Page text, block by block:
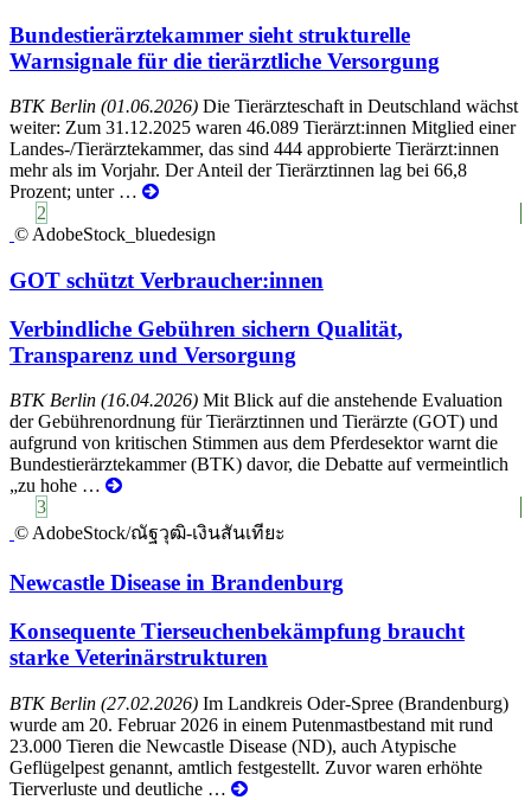
Bundestierärztekammer sieht strukturelle
Warnsignale für die tierärztliche Versorgung
BTK Berlin (01.06.2026) Die Tierärzteschaft in Deutschland wächst
weiter: Zum 31.12.2025 waren 46.089 Tierärzt:innen Mitglied einer
Landes-/Tierärztekammer, das sind 444 approbierte Tierärzt:innen
mehr als im Vorjahr. Der Anteil der Tierärztinnen lag bei 66,8
Prozent; unter …
Mehr
2
© AdobeStock_bluedesign
GOT schützt Verbraucher:innen
Verbindliche Gebühren sichern Qualität,
Transparenz und Versorgung
BTK Berlin (16.04.2026) Mit Blick auf die anstehende Evaluation
der Gebührenordnung für Tierärztinnen und Tierärzte (GOT) und
aufgrund von kritischen Stimmen aus dem Pferdesektor warnt die
Bundestierärztekammer (BTK) davor, die Debatte auf vermeintlich
„zu hohe …
Mehr
3
© AdobeStock/ณัฐวุฒิ-เงินสันเทียะ
Newcastle Disease in Brandenburg
Konsequente Tierseuchenbekämpfung braucht
starke Veterinärstrukturen
BTK Berlin (27.02.2026) Im Landkreis Oder-Spree (Brandenburg)
wurde am 20. Februar 2026 in einem Putenmastbestand mit rund
23.000 Tieren die Newcastle Disease (ND), auch Atypische
Geflügelpest genannt, amtlich festgestellt. Zuvor waren erhöhte
Tierverluste und deutliche …
Mehr